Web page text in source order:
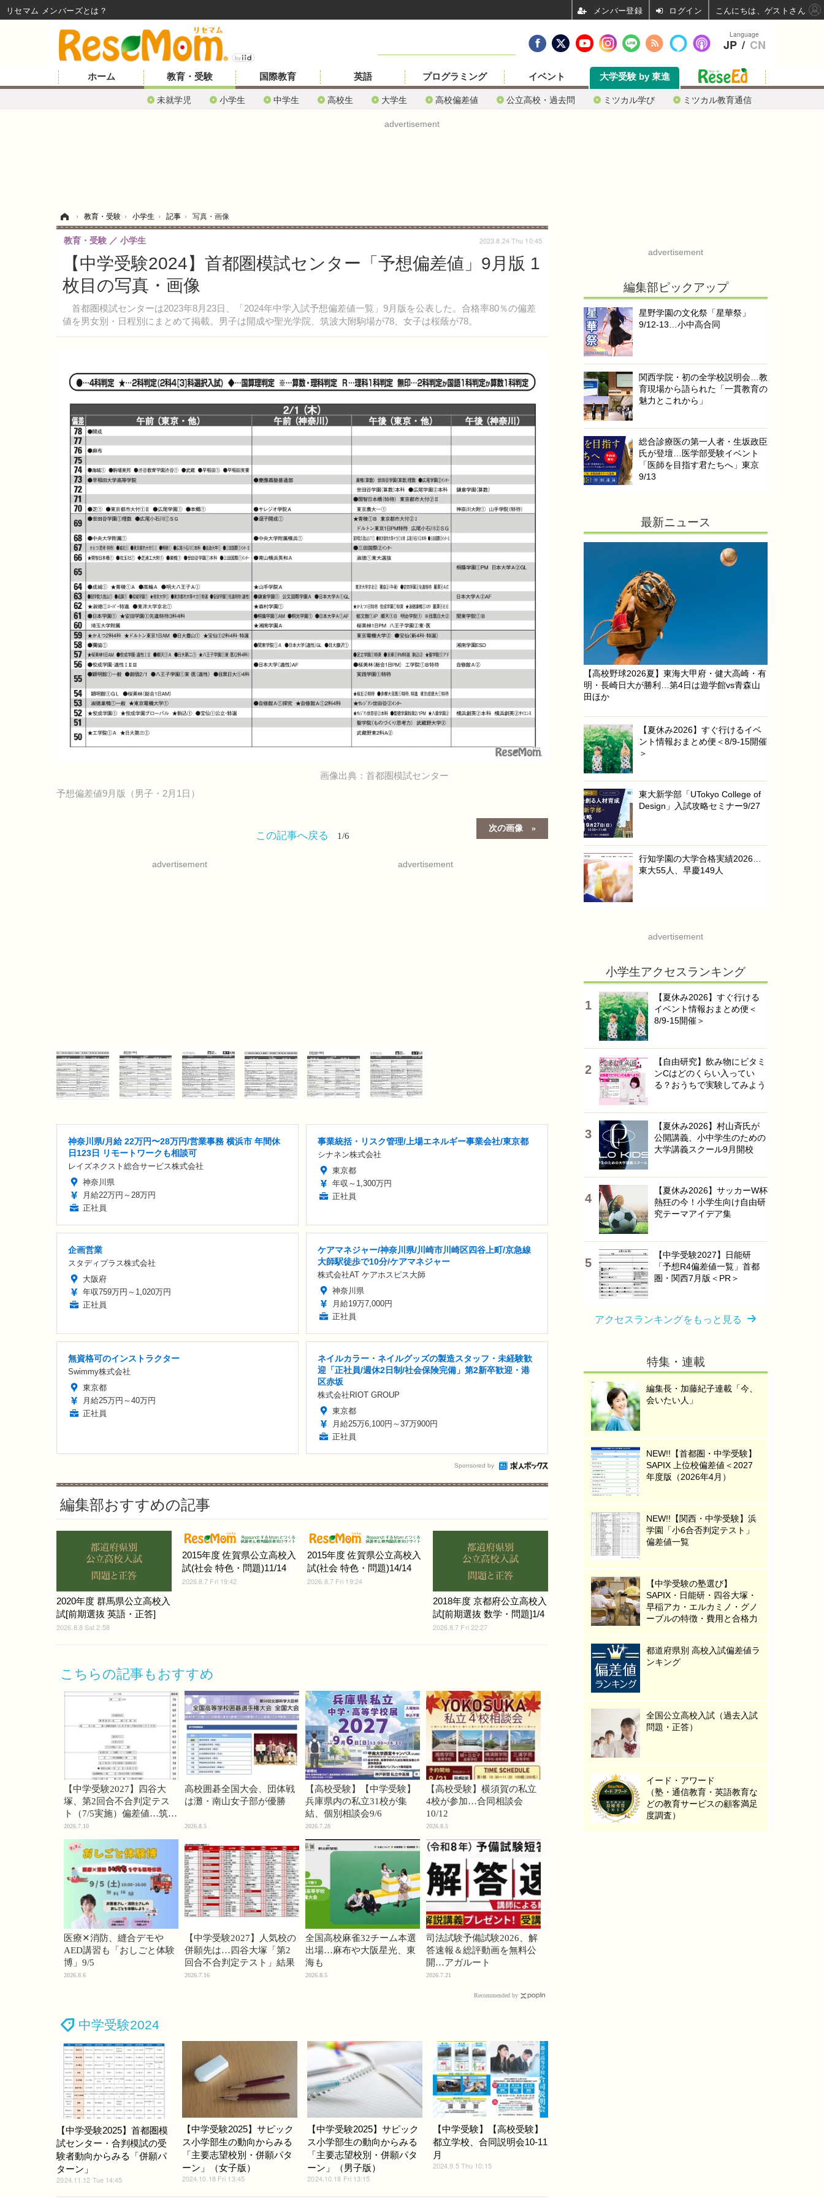
ホーム 教育・受験
未就学児 小学生 中学生 高校生 大学生 高校偏差値 公立高校・過去問 ミツカル学び ミツカル教育通信
国際教育 英語 プログラミング イベント 大学受験 by 東進
advertisement
› 教育・受験 › 小学生 › 記事 › 写真・画像
【中学受験2024】首都圏模試センター「予想偏差値」9月版 1
枚目の写真・画像
首都圏模試センターは2023年8月23日、「2024年中学入試予想偏差値一覧」9月版を公表した。合格率80％の偏差
値を男女別・日程別にまとめて掲載。男子は開成や聖光学院、筑波大附駒場が78、女子は桜蔭が78。
教育・受験 小学生 2023.8.24 Thu 10:45
画像出典：首都圏模試センター
予想偏差値9月版（男子・2月1日）
次の画像
この記事へ戻る 1/6
advertisement advertisement
神奈川県/月給 22万円〜28万円/営業事務 横浜市 年間休
日123日 リモートワークも相談可
レイズネクスト総合サービス株式会社
神奈川県
月給22万円～28万円
正社員
事業統括・リスク管理/上場エネルギー事業会社/東京都
シナネン株式会社
東京都
年収～1,300万円
正社員
企画営業
スタディプラス株式会社
大阪府
年収759万円～1,020万円
正社員
ケアマネジャー/神奈川県/川崎市川崎区四谷上町/京急線
大師駅徒歩で10分/ケアマネジャー
株式会社AT ケアホスピス大師
神奈川県
月給19万7,000円
正社員
無資格可のインストラクター
Swimmy株式会社
東京都
月給25万円～40万円
正社員
ネイルカラー・ネイルグッズの製造スタッフ・未経験歓
迎「正社員/週休2日制/社会保険完備」第2新卒歓迎・港
区赤坂
株式会社RIOT GROUP
東京都
月給25万6,100円～37万900円
正社員
Sponsored by
編集部おすすめの記事
2020年度 群馬県公立高校入
試[前期選抜 英語・正答]
2026.8.8 Sat 2:58
2015年度 佐賀県公立高校入
試(社会 特色・問題)11/14
2026.8.7 Fri 19:42
2015年度 佐賀県公立高校入
試(社会 特色・問題)14/14
2026.8.7 Fri 19:24
2018年度 京都府公立高校入
試[前期選抜 数学・問題]1/4
2026.8.7 Fri 22:27
こちらの記事もおすすめ
【中学受験2027】四谷大
塚、第2回合不合判定テス
ト（7/5実施）偏差値…筑駒
74・桜蔭70＜PR＞
2026.7.10
高校囲碁全国大会、団体戦
は灘・南山女子部が優勝
2026.8.5
【高校受験】【中学受験】
兵庫県内の私立31校が集
結、個別相談会9/6
2026.7.28
【高校受験】横須賀の私立
4校が参加…合同相談会
10/12
2026.8.5
医療✕消防、縫合デモや
AED講習も「おしごと体験
博」9/5
2026.8.6
【中学受験2027】人気校の
併願先は…四谷大塚「第2
回合不合判定テスト」結果
2026.7.16
全国高校麻雀32チーム本選
出場…麻布や大阪星光、東
海も
2026.8.5
司法試験予備試験2026、解
答速報＆総評動画を無料公
開…アガルート
2026.7.21
Recommended by
中学受験2024
【中学受験2025】首都圏模
試センター・合判模試の受
験者動向からみる「併願パ
ターン」
2024.11.12 Tue 14:45
【中学受験2025】サピック
ス小学部生の動向からみる
「主要志望校別・併願パタ
ーン」（女子版）
2024.10.18 Fri 13:45
【中学受験2025】サピック
ス小学部生の動向からみる
「主要志望校別・併願パタ
ーン」（男子版）
2024.10.18 Fri 13:15
【中学受験】【高校受験】
都立学校、合同説明会10-11
月
2024.9.5 Thu 10:15
advertisement
編集部ピックアップ
星野学園の文化祭「星華祭」
9/12-13…小中高合同
関西学院・初の全学校説明会…教
育現場から語られた「一貫教育の
魅力とこれから」
総合診療医の第一人者・生坂政臣
氏が登壇…医学部受験イベント
「医師を目指す君たちへ」東京
9/13
最新ニュース
【高校野球2026夏】東海大甲府・健大高崎・有
明・長崎日大が勝利…第4日は遊学館vs青森山
田ほか
【夏休み2026】すぐ行けるイベ
ント情報おまとめ便＜8/9-15開催
＞
東大新学部「UTokyo College of
Design」入試攻略セミナー9/27
行知学園の大学合格実績2026…
東大55人、早慶149人
advertisement
小学生アクセスランキング
【夏休み2026】すぐ行ける
イベント情報おまとめ便＜
8/9-15開催＞
【自由研究】飲み物にビタミ
ンCはどのくらい入ってい
る？おうちで実験してみよう
【夏休み2026】村山斉氏が
公開講義、小中学生のための
大学講義スクール9月開校
【夏休み2026】サッカーW杯
熱狂の今！小学生向け自由研
究テーマアイデア集
【中学受験2027】日能研
「予想R4偏差値一覧」首都
圏・関西7月版＜PR＞
アクセスランキングをもっと見る
特集・連載
編集長・加藤紀子連載「今、
会いたい人」
NEW!!【首都圏・中学受験】
SAPIX 上位校偏差値＜2027
年度版（2026年4月）
NEW!!【関西・中学受験】浜
学園「小6合否判定テスト」
偏差値一覧
【中学受験の塾選び】
SAPIX・日能研・四谷大塚・
早稲アカ・エルカミノ・グノ
ーブルの特徴・費用と合格力
都道府県別 高校入試偏差値ラ
ンキング
全国公立高校入試（過去入試
問題・正答）
イード・アワード
（塾・通信教育・英語教育な
どの教育サービスの顧客満足
度調査）
Language
JP / CN
リセマム メンバーズ ログイン こんにちは、ゲストさん